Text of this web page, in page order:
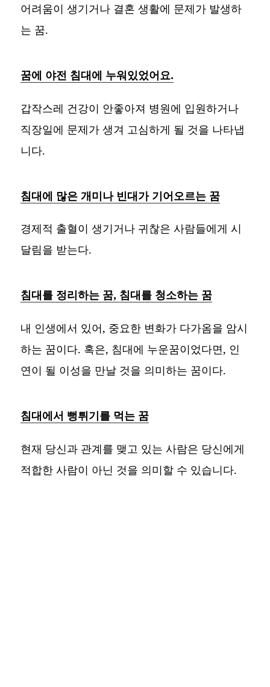
어려움이 생기거나 결혼 생활에 문제가 발생하
는 꿈.
꿈에 야전 침대에 누워있었어요.
갑작스레 건강이 안좋아져 병원에 입원하거나
직장일에 문제가 생겨 고심하게 될 것을 나타냅
니다.
침대에 많은 개미나 빈대가 기어오르는 꿈
경제적 출혈이 생기거나 귀찮은 사람들에게 시
달림을 받는다.
침대를 정리하는 꿈, 침대를 청소하는 꿈
내 인생에서 있어, 중요한 변화가 다가옴을 암시
하는 꿈이다. 혹은, 침대에 누운꿈이었다면, 인
연이 될 이성을 만날 것을 의미하는 꿈이다.
침대에서 뻥튀기를 먹는 꿈
현재 당신과 관계를 맺고 있는 사람은 당신에게
적합한 사람이 아닌 것을 의미할 수 있습니다.